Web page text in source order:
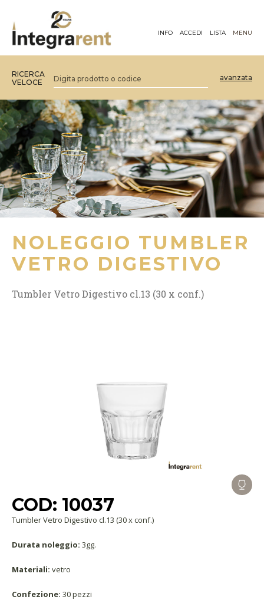
INFO ACCEDI LISTA MENU
RICERCA
VELOCE
avanzata
NOLEGGIO TUMBLER
VETRO DIGESTIVO
Tumbler Vetro Digestivo cl.13 (30 x conf.)
COD: 10037
Tumbler Vetro Digestivo cl.13 (30 x conf.)
Durata noleggio: 3gg.
Materiali: vetro
Confezione: 30 pezzi